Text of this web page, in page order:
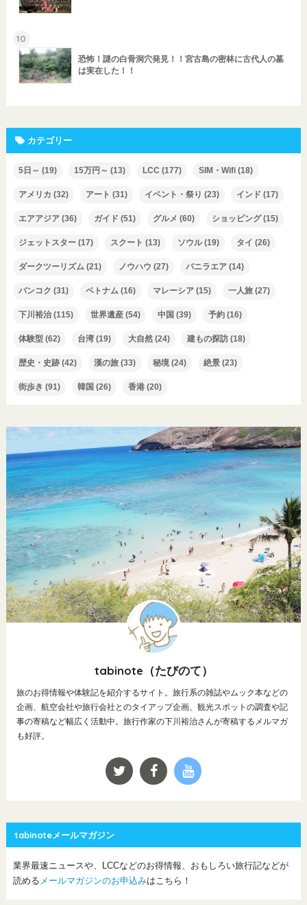
10
恐怖！謎の白骨洞穴発見！！宮古島の密林に古代人の墓
は実在した！！
カテゴリー
5日～ (19) 15万円～ (13) LCC (177) SIM・Wifi(18)
アメリカ (32) アート (31) イベント・祭り (23) インド (17)
エアアジア(36) ガイド (51) グルメ (60) ショッピング(15)
ジェットスター(17) スクート (13) ソウル(19) タイ (26)
ダークツーリズム(21) ノウハウ (27) バニラエア(14)
バンコク (31) ベトナム(16) マレーシア(15) 一人旅(27)
下川裕治(115) 世界遺産(54) 中国 (39) 予約(16)
体験型(62) 台湾(19) 大自然(24) 建もの探訪(18)
歴史・史跡(42) 漢の旅(33) 秘境(24) 絶景(23)
街歩き (91) 韓国 (26) 香港(20)
tabinote（たびのて）
旅のお得情報や体験記を紹介するサイト。旅行系の雑誌やムック本などの
企画、航空会社や旅行会社とのタイアップ企画、観光スポットの調査や記
事の寄稿など幅広く活動中。旅行作家の下川裕治さんが寄稿するメルマガ
も好評。
tabinoteメールマガジン
業界最速ニュースや、LCCなどのお得情報、おもしろい旅行記などが
読める メールマガジンのお申込みはこちら！